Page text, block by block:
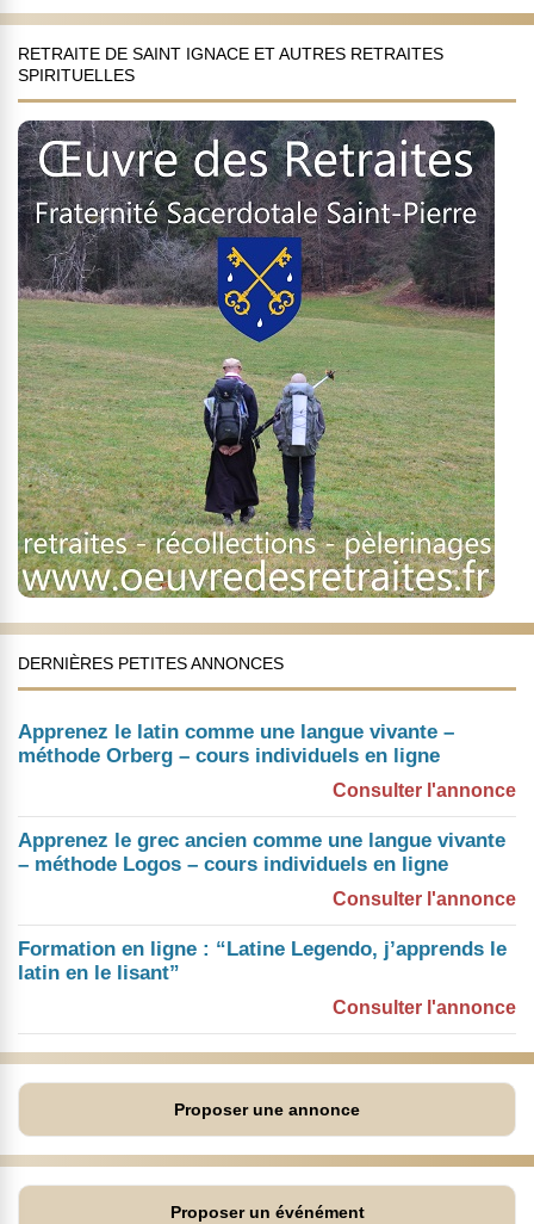
RETRAITE DE SAINT IGNACE ET AUTRES RETRAITES
SPIRITUELLES
DERNIÈRES PETITES ANNONCES
Apprenez le latin comme une langue vivante –
méthode Orberg – cours individuels en ligne
Consulter l'annonce
Apprenez le grec ancien comme une langue vivante
– méthode Logos – cours individuels en ligne
Consulter l'annonce
Formation en ligne : “Latine Legendo, j’apprends le
latin en le lisant”
Consulter l'annonce
Proposer une annonce
Proposer un événément